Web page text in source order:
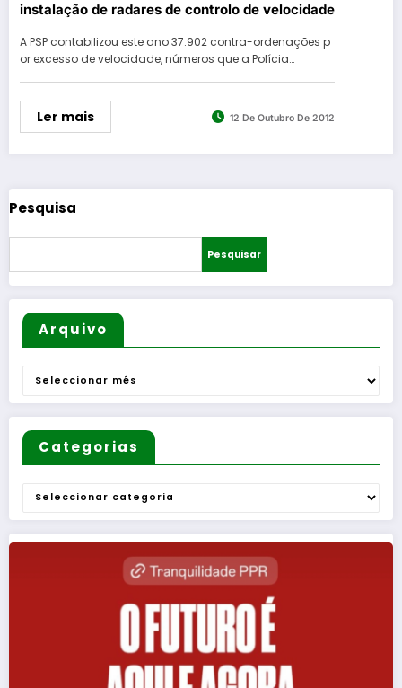
instalação de radares de controlo de velocidade
A PSP contabilizou este ano 37.902 contra-ordenações p
or excesso de velocidade, números que a Polícia…
Ler mais 12 De Outubro De 2012
Pesquisa
Pesquisar
Arquivo
Arquivo
Categorias
Categorias